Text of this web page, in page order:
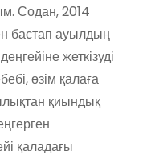
Содан, 2014
бастап ауылдың
жеткізуді
өзім қалаға
қиындық
қаладағы